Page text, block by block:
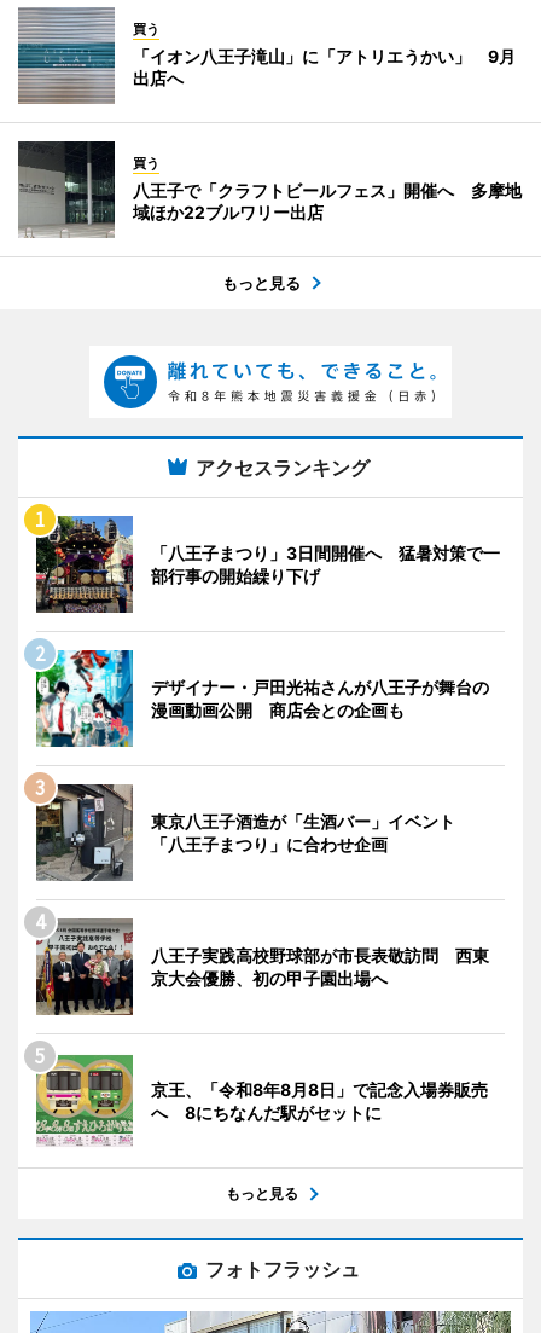
買う
「イオン八王子滝山」に「アトリエうかい」 9月
出店へ
買う
八王子で「クラフトビールフェス」開催へ 多摩地
域ほか22ブルワリー出店
もっと見る
アクセスランキング
「八王子まつり」3日間開催へ 猛暑対策で一
部行事の開始繰り下げ
デザイナー・戸田光祐さんが八王子が舞台の
漫画動画公開 商店会との企画も
東京八王子酒造が「生酒バー」イベント
「八王子まつり」に合わせ企画
八王子実践高校野球部が市長表敬訪問 西東
京大会優勝、初の甲子園出場へ
京王、「令和8年8月8日」で記念入場券販売
へ 8にちなんだ駅がセットに
もっと見る
フォトフラッシュ